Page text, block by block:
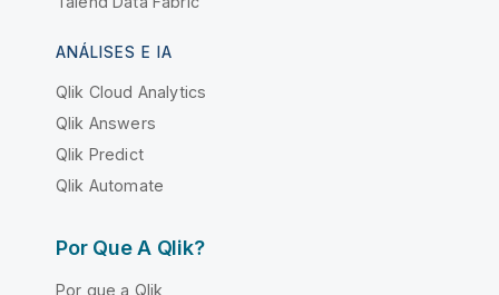
ANÁLISES E IA
Qlik Cloud Analytics
Qlik Answers
Qlik Predict
Qlik Automate
Por Que A Qlik?
Por que a Qlik